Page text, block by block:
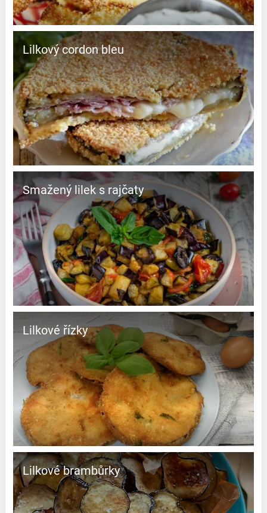
Lilkový cordon bleu
Smažený lilek s rajčaty
Lilkové řízky
Lilkové brambůrky